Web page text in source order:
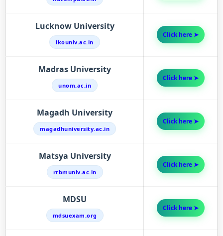
Lucknow University
lkouniv.ac.in
Click here ➤
Madras University
unom.ac.in
Click here ➤
Magadh University
magadhuniversity.ac.in
Click here ➤
Matsya University
rrbmuniv.ac.in
Click here ➤
MDSU
mdsuexam.org
Click here ➤